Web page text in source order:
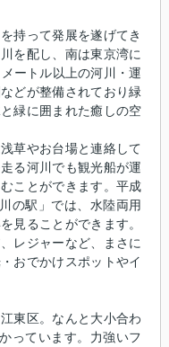
持って発展を遂げてき
を配し、南は東京湾に
ートル以上の河川・運
どが整備されており緑
緑に囲まれた癒しの空
草やお台場と連絡して
る河川でも観光船が運
ことができます。平成
の駅」では、水陸両用
見ることができます。
レジャーなど、まさに
おでかけスポットやイ
東区。なんと大小合わ
っています。力強いフ